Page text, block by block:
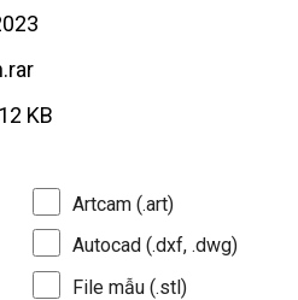
KB
Artcam (.art)
Autocad (.dxf, .dwg)
File mẫu (.stl)